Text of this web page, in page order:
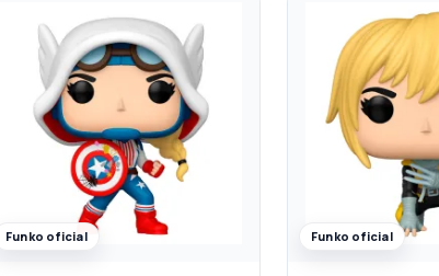
Funko oficial Funko oficial